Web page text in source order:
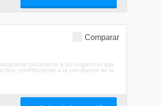
Comparar
rpidamente a las exigencias que
contribuyendo a la construccin de la